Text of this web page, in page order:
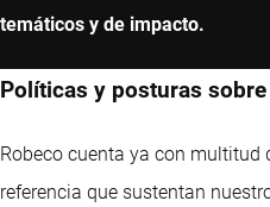
temáticos y de impacto.
Políticas y posturas
Robeco cuenta ya con multitud
referencia que sustentan